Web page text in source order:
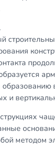
и
методом